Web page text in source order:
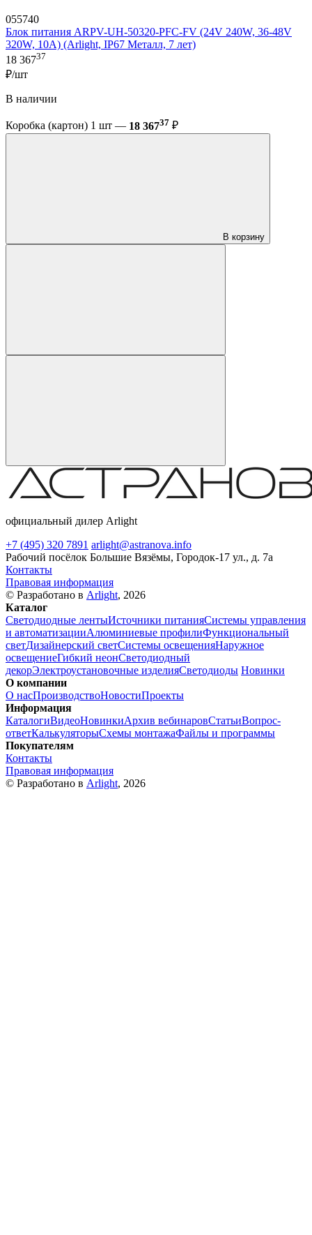
055740
Блок питания ARPV-UH-50320-PFC-FV (24V 240W, 36-48V
320W, 10A) (Arlight, IP67 Металл, 7 лет)
18 36737
₽/шт
В наличии
Коробка (картон) 1 шт — 18 36737 ₽
В корзину
официальный дилер Arlight
+7 (495) 320 7891 arlight@astranova.info
Рабочий посёлок Большие Вязёмы, Городок-17 ул., д. 7а
Контакты
Правовая информация
© Разработано в Arlight, 2026
Каталог
Светодиодные лентыИсточники питанияСистемы управления
и автоматизацииАлюминиевые профилиФункциональный
светДизайнерский светСистемы освещенияНаружное
освещениеГибкий неонСветодиодный
декорЭлектроустановочные изделияСветодиоды Новинки
О компании
О насПроизводствоНовостиПроекты
Информация
КаталогиВидеоНовинкиАрхив вебинаровСтатьиВопрос-
ответКалькуляторыСхемы монтажаФайлы и программы
Покупателям
Контакты
Правовая информация
© Разработано в Arlight, 2026